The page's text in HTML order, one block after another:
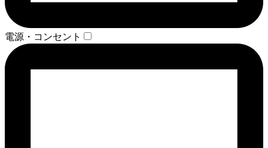
電源・コンセント